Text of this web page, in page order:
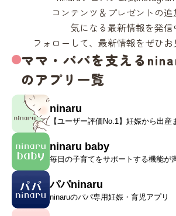
コンテンツ＆プレゼントの追
気になる最新情報を発信
フォローして、最新情報をぜひ
ママ・パパを支える
のアプリ一覧
ninaru
【ユーザー評価No.1】妊娠から出産
ninaru baby
毎日の子育てをサポートする機能が
パパninaru
ninaruのパパ専用妊娠・育児アプリ